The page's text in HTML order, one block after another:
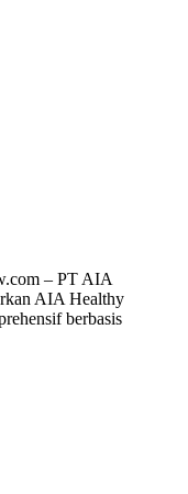
– PT AIA
AIA Healthy
berbasis